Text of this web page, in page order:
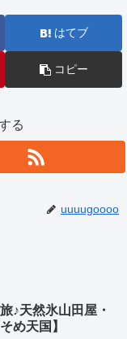
はてブ
コピー
る
uuuugoooo
♪天然氷山田屋・
め天国】